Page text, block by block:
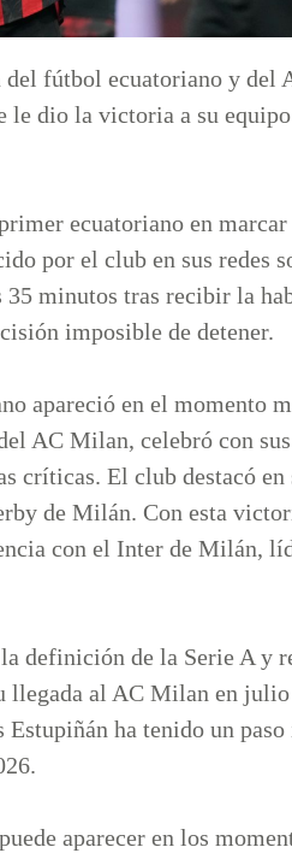
fútbol ecuatoriano y del
le dio la victoria a su
ecuatoriano en
por el club en sus redes
minutos tras recibir la
imposible de detener.
apareció en el momento
AC Milan, celebró con
críticas. El club destacó en
de Milán. Con esta
con el Inter de Milán,
definición de la Serie A y
al AC Milan en julio
ha tenido un
aparecer en los